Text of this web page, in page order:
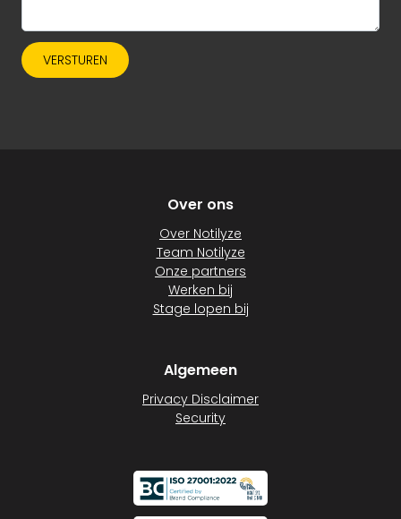
VERSTUREN
Over ons
Over Notilyze
Team Notilyze
Onze partners
Werken bij
Stage lopen bij
Algemeen
Privacy Disclaimer
Security